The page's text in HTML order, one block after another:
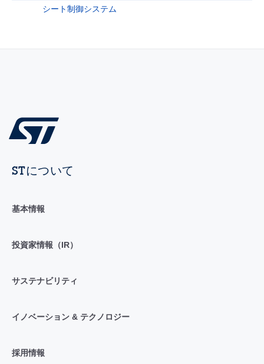
シート制御システム
STについて
基本情報
投資家情報（IR）
サステナビリティ
イノベーション & テクノロジー
採用情報